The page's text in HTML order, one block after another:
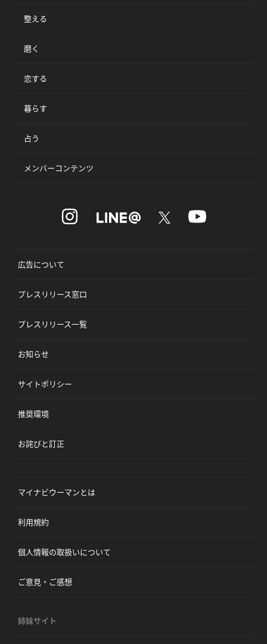
整える
磨く
恋する
暮らす
占う
メンバーコンテンツ
広告について
プレスリリース窓口
プレスリリース一覧
お知らせ
サイトポリシー
推奨環境
お詫びと訂正
マイナビウーマンとは
利用規約
個人情報の取扱いについて
ご意見・ご感想
姉妹サイト